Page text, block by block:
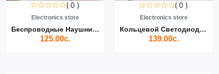
( 0 )
Electronics store
Беспроводные Наушники Air...
125.00с.
( 0 )
Electronics store
Кольцевой Светодиодный Св...
139.00с.